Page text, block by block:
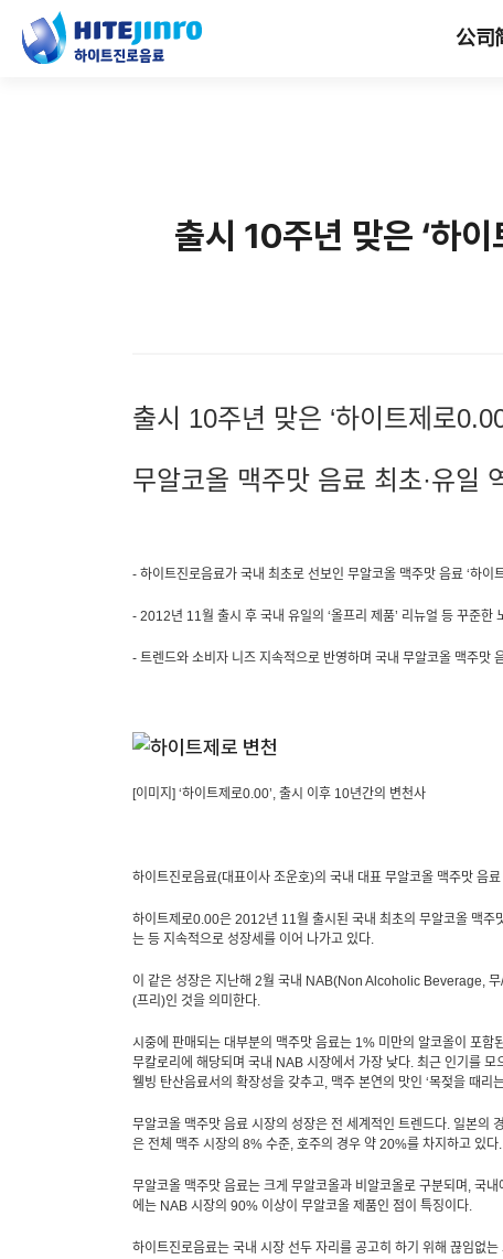
公司
출시 10주년 맞은 ‘하
출시 10주년 맞은 ‘하이트제로
무알코올 맥주맛 음료 최초·유일
- 하이트진로음료가 국내 최초로 선보인 무알코올 맥주맛 음료 ‘하이
- 2012년 11월 출시 후 국내 유일의 ‘올프리 제품’ 리뉴얼 등 꾸준한
- 트렌드와 소비자 니즈 지속적으로 반영하며 국내 무알코올 맥주맛
[이미지 ] ‘하이트제로0.00’, 출시 이후 10년간의 변천사
하이트진로음료(대표이사 조운호)의 국내 대표 무알코올 맥주맛 음료
하이트제로0.00은 2012년 11월 출시된 국내 최초의 무알코올 맥주
는 등 지속적으로 성장세를 이어 나가고 있다.
이 같은 성장은 지난해 2월 국내 NAB(Non Alcoholic Beverage, 무/
(프리 )인 것을 의미한다.
시중에 판매되는 대부분의 맥주맛 음료는 1% 미만의 알코올이 포함
무칼로리에 해당되며 국내 NAB 시장에서 가장 낮다. 최근 인기를 모
웰빙 탄산음료서의 확장성을 갖추고, 맥주 본연의 맛인 ‘목젖을 때리
무알코올 맥주맛 음료 시장의 성장은 전 세계적인 트렌드다. 일본의
은 전체 맥주 시장의 8% 수준, 호주의 경우 약 20%를 차지하고 있다.
무알코올 맥주맛 음료는 크게 무알코올과 비알코올로 구분되며 , 국내
에는 NAB 시장의 90% 이상이 무알코올 제품인 점이 특징이다.
하이트진로음료는 국내 시장 선두 자리를 공고히 하기 위해 끊임없